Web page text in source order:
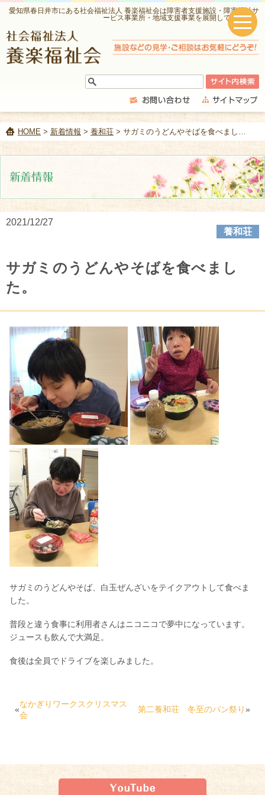
愛知県春日井市にある社会福祉法人 養楽福祉会は障害者支援施設・障害福祉サ
ービス事業所・地域支援事業を展開しています。
HOME > 新着情報 > 養和荘 > サガミのうどんやそばを食べました。
2021/12/27
養和荘
サガミのうどんやそばを食べまし
た。
サガミのうどんやそば、白玉ぜんざいをテイクアウトして食べま
した。
普段と違う食事に利用者さんはニコニコで夢中になっています。
ジュースも飲んで大満足。
食後は全員でドライブを楽しみました。
«
なかぎりワークスクリスマス
会
第二養和荘 冬至のパン祭り»